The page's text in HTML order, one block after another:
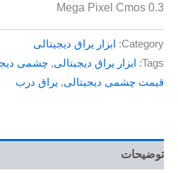
0.3 Mega Pixel Cmos
Category:
ابزار یراق دیجیتالی
Tags:
ابزار یراق دیجیتالی, چشمی
قیمت چشمی دیجیتالی, یراق درب
توضیحات